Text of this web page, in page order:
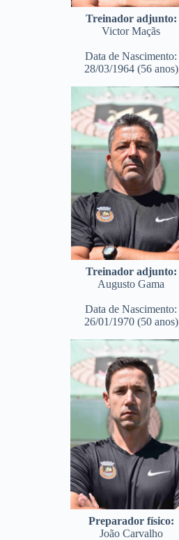
Treinador adjunto:
Victor Maçãs
Data de Nascimento:
28/03/1964 (56 anos)
Treinador adjunto:
Augusto Gama
Data de Nascimento:
26/01/1970 (50 anos)
Preparador físico:
João Carvalho